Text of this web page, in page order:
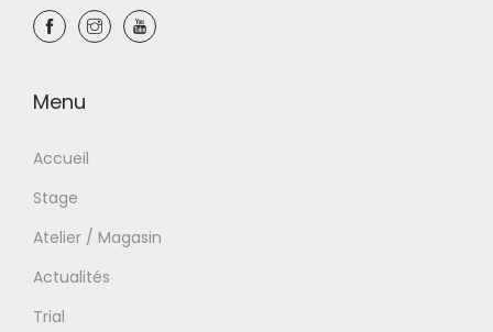
Menu
Accueil
Stage
Atelier / Magasin
Actualités
Trial